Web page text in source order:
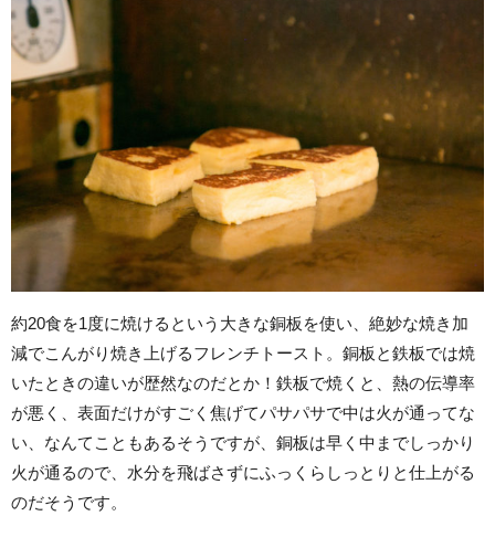
約20食を1度に焼けるという大きな銅板を使い、絶妙な焼き加
減でこんがり焼き上げるフレンチトースト。銅板と鉄板では焼
いたときの違いが歴然なのだとか！鉄板で焼くと、熱の伝導率
が悪く、表面だけがすごく焦げてパサパサで中は火が通ってな
い、なんてこともあるそうですが、銅板は早く中までしっかり
火が通るので、水分を飛ばさずにふっくらしっとりと仕上がる
のだそうです。